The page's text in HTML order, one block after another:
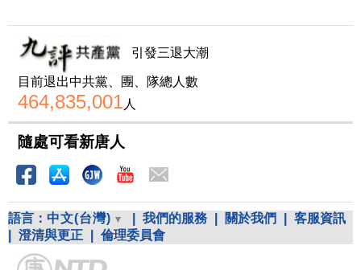
引發三退大潮
目前退出中共黨、團、隊總人數
464,835,001人
隨處可看新唐人
語言： 中文(台灣) 我們的服務 關於我們
客服資訊
澄清與更正 倫理委員會